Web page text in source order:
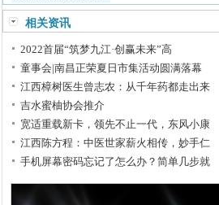
相关资讯
2022首届“筑梦九江·创赢未来”高
童事会|南昌正荣夏日市集活动圆满落幕
江西樟树医生曾志农：从千年药都走出来
吉水蜜柚协会推介
宽适重载新卡，领先不止一代，东风小康
江西陈方程：中医世家薪火相传，妙手仁
手机屏幕密码忘记了怎么办？简单几步就